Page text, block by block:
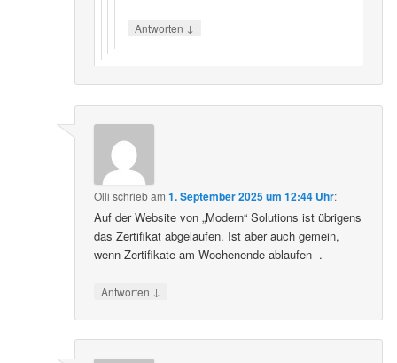
Antworten ↓
Olli schriebam1. September 2025 um 12:44 Uhr:
Auf der Website von „Modern“ Solutions ist übrigens
das Zertifikat abgelaufen. Ist aber auch gemein,
wenn Zertifikate am Wochenende ablaufen -.-
Antworten ↓